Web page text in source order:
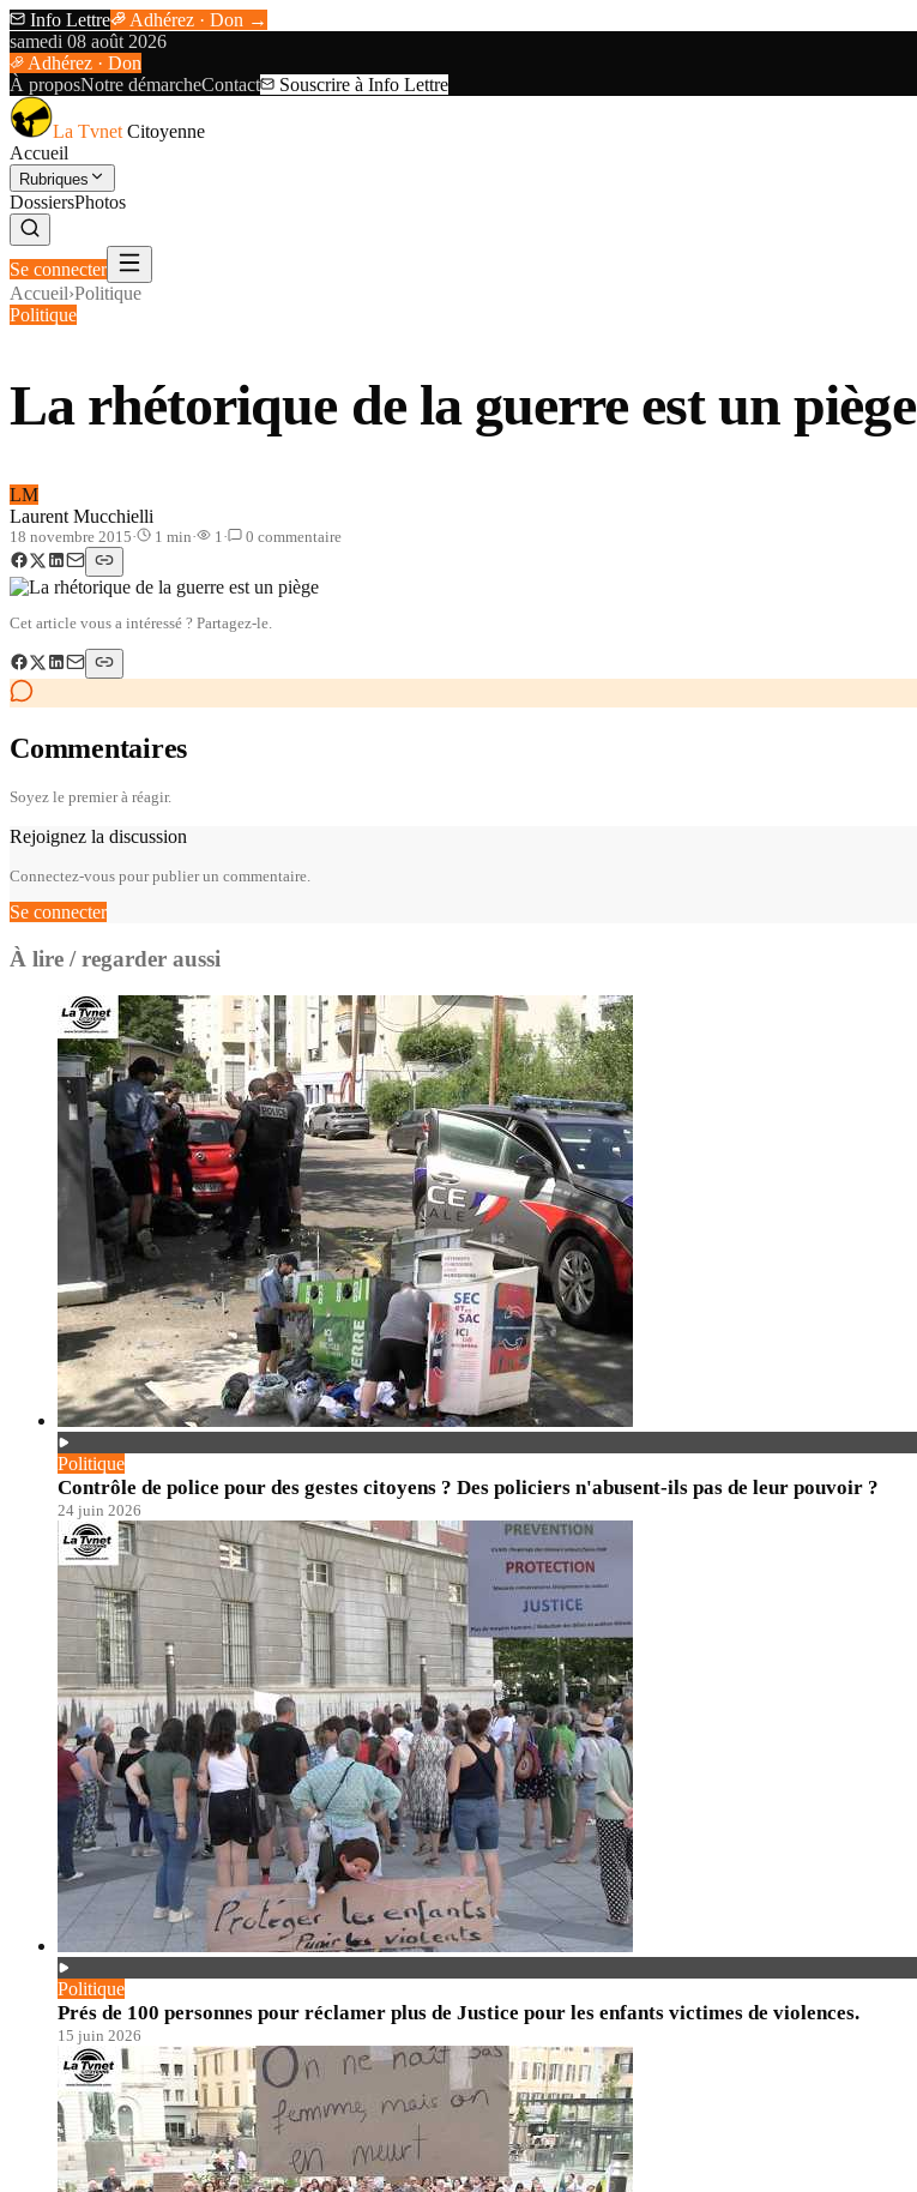
Info Lettre
Adhérez · Don →
samedi 08 août 2026
Adhérez · Don
À proposNotre démarcheContact Souscrire à Info Lettre
La Tvnet Citoyenne
Accueil
Rubriques
DossiersPhotos
Se connecter
Accueil›Politique
Politique
La rhétorique de la guerre est un piège
LM
Laurent Mucchielli
18 novembre 2015· 1 min· 1 · 0 commentaire
Cet article vous a intéressé ? Partagez-le.
Commentaires
Soyez le premier à réagir.
Rejoignez la discussion
Connectez-vous pour publier un commentaire.
Se connecter
À lire / regarder aussi
Politique
Contrôle de police pour des gestes citoyens ? Des policiers n'abusent-ils pas de leur pouvoir ?
24 juin 2026
Politique
Prés de 100 personnes pour réclamer plus de Justice pour les enfants victimes de violences.
15 juin 2026